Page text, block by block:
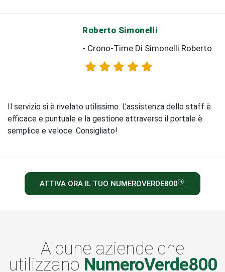
Roberto Simonelli
- Crono-Time Di Simonelli Roberto
Il servizio si è rivelato utilissimo. L'assistenza dello staff è
efficace e puntuale e la gestione attraverso il portale è
semplice e veloce. Consigliato!
ATTIVA ORA IL TUO NUMEROVERDE800
Alcune aziende che
utilizzano NumeroVerde800